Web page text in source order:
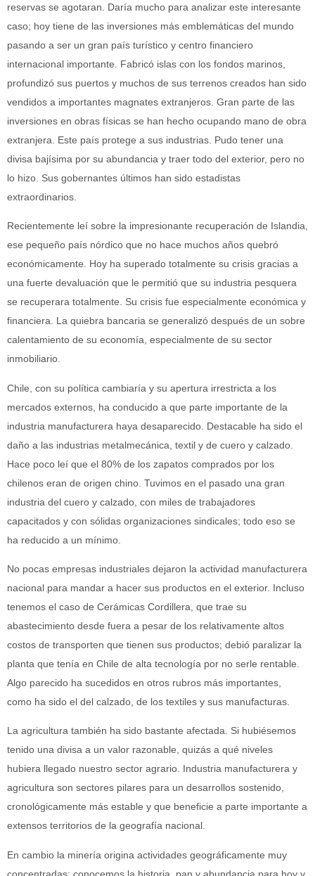
reservas se agotaran. Daría mucho para analizar este interesante
caso; hoy tiene de las inversiones más emblemáticas del mundo
pasando a ser un gran país turístico y centro financiero
internacional importante. Fabricó islas con los fondos marinos,
profundizó sus puertos y muchos de sus terrenos creados han sido
vendidos a importantes magnates extranjeros. Gran parte de las
inversiones en obras físicas se han hecho ocupando mano de obra
extranjera. Este país protege a sus industrias. Pudo tener una
divisa bajísima por su abundancia y traer todo del exterior, pero no
lo hizo. Sus gobernantes últimos han sido estadistas
extraordinarios.
Recientemente leí sobre la impresionante recuperación de Islandia,
ese pequeño país nórdico que no hace muchos años quebró
económicamente. Hoy ha superado totalmente su crisis gracias a
una fuerte devaluación que le permitió que su industria pesquera
se recuperara totalmente. Su crisis fue especialmente económica y
financiera. La quiebra bancaria se generalizó después de un sobre
calentamiento de su economía, especialmente de su sector
inmobiliario.
Chile, con su política cambiaría y su apertura irrestricta a los
mercados externos, ha conducido a que parte importante de la
industria manufacturera haya desaparecido. Destacable ha sido el
daño a las industrias metalmecánica, textil y de cuero y calzado.
Hace poco leí que el 80% de los zapatos comprados por los
chilenos eran de origen chino. Tuvimos en el pasado una gran
industria del cuero y calzado, con miles de trabajadores
capacitados y con sólidas organizaciones sindicales; todo eso se
ha reducido a un mínimo.
No pocas empresas industriales dejaron la actividad manufacturera
nacional para mandar a hacer sus productos en el exterior. Incluso
tenemos el caso de Cerámicas Cordillera, que trae su
abastecimiento desde fuera a pesar de los relativamente altos
costos de transporten que tienen sus productos; debió paralizar la
planta que tenía en Chile de alta tecnología por no serle rentable.
Algo parecido ha sucedidos en otros rubros más importantes,
como ha sido el del calzado, de los textiles y sus manufacturas.
La agricultura también ha sido bastante afectada. Si hubiésemos
tenido una divisa a un valor razonable, quizás a qué niveles
hubiera llegado nuestro sector agrario. Industria manufacturera y
agricultura son sectores pilares para un desarrollos sostenido,
cronológicamente más estable y que beneficie a parte importante a
extensos territorios de la geografía nacional.
En cambio la minería origina actividades geográficamente muy
concentradas; conocemos la historia, pan y abundancia para hoy y